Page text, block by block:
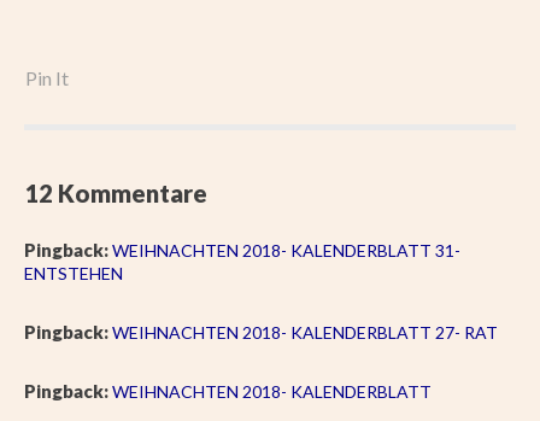
Pin It
12 Kommentare
Pingback:WEIHNACHTEN 2018- KALENDERBLATT 31-
ENTSTEHEN
Pingback:WEIHNACHTEN 2018- KALENDERBLATT 27- RAT
Pingback:WEIHNACHTEN 2018- KALENDERBLATT